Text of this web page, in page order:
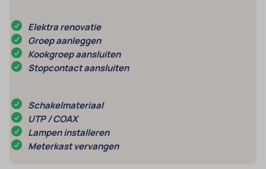
Elektra renovatie
Groep aanleggen
Kookgroep aansluiten
Stopcontact aansluiten
Schakelmateriaal
UTP / COAX
Lampen installeren
Meterkast vervangen
euCookie
ext_name
ezTOC_hidetoc-0
hide-*
i18next
kconsent